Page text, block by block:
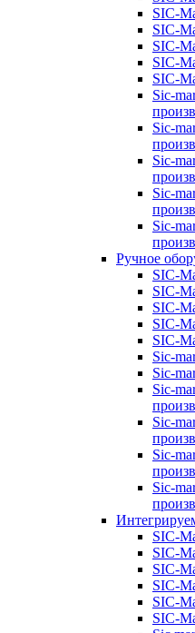
SIC-
SIC-
SIC-
SIC-
SIC-
Sic-
Sic-
Sic-
Sic-
Sic-
Ручное
SIC-
SIC-
SIC-
SIC-
SIC-
Sic-
Sic-
Sic-
Sic-
Sic-
Sic-
SIC-
SIC-
SIC-
SIC-
SIC-
SIC-